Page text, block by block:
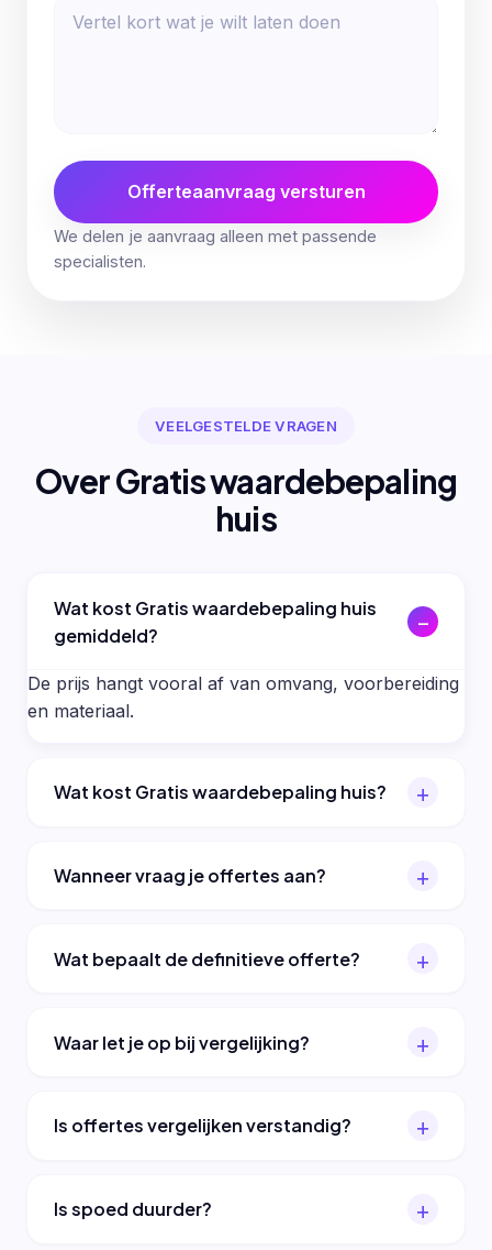
Offerteaanvraag versturen
We delen je aanvraag alleen met passende
specialisten.
VEELGESTELDE VRAGEN
Over Gratis waardebepaling
huis
Wat kost Gratis waardebepaling huis
gemiddeld?
De prijs hangt vooral af van omvang, voorbereiding
en materiaal.
Wat kost Gratis waardebepaling huis?
Wanneer vraag je offertes aan?
Wat bepaalt de definitieve offerte?
Waar let je op bij vergelijking?
Is offertes vergelijken verstandig?
Is spoed duurder?